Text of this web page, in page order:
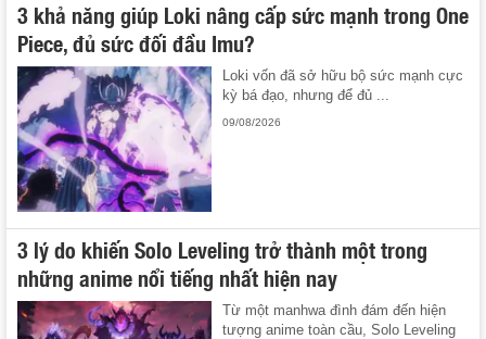
3 khả năng giúp Loki nâng cấp sức mạnh trong One
Piece, đủ sức đối đầu Imu?
Loki vốn đã sở hữu bộ sức mạnh cực
kỳ bá đạo, nhưng để đủ ...
09/08/2026
3 lý do khiến Solo Leveling trở thành một trong
những anime nổi tiếng nhất hiện nay
Từ một manhwa đình đám đến hiện
tượng anime toàn cầu, Solo Leveling